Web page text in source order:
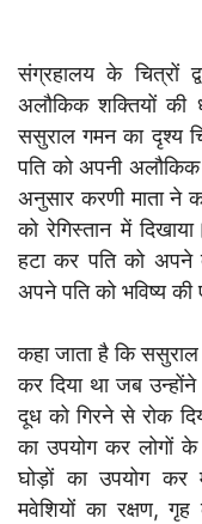
संग्रहालय के चित्रों
अलौकिक शक्तियों की
ससुराल गमन का दृश्य
पति को अपनी
अनुसार करणी माता ने
को रेगिस्तान में
हटा कर पति को अपने
अपने पति को भविष्य
कहा जाता है कि ससुराल
कर दिया था जब
दूध को गिरने से रोक
का उपयोग कर लोगों के
घोड़ों का उपयोग
मवेशियों का रक्षण,